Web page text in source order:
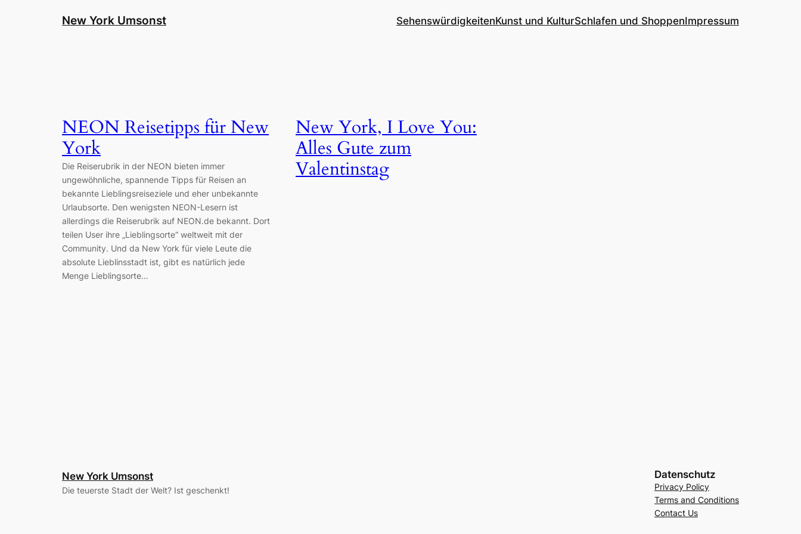
New York Umsonst SehenswürdigkeitenKunst und KulturSchlafen und ShoppenImpressum
NEON Reisetipps für New
York
Die Reiserubrik in der NEON bieten immer
ungewöhnliche, spannende Tipps für Reisen an
bekannte Lieblingsreiseziele und eher unbekannte
Urlaubsorte. Den wenigsten NEON-Lesern ist
allerdings die Reiserubrik auf NEON.de bekannt. Dort
teilen User ihre „Lieblingsorte“ weltweit mit der
Community. Und da New York für viele Leute die
absolute Lieblinsstadt ist, gibt es natürlich jede
Menge Lieblingsorte…
New York, I Love You:
Alles Gute zum
Valentinstag
New York Umsonst
Die teuerste Stadt der Welt? Ist geschenkt!
Datenschutz
Privacy Policy
Terms and Conditions
Contact Us